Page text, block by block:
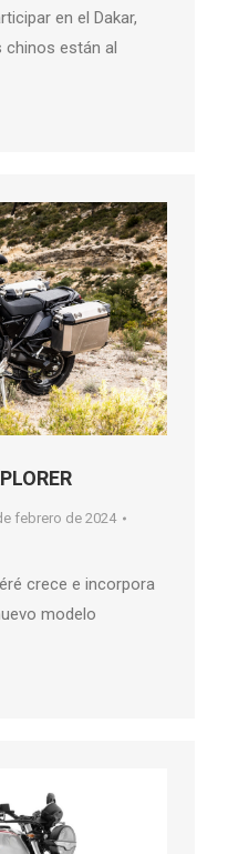
en el Dakar,
chinos están al
febrero de 2024
crece e incorpora
modelo